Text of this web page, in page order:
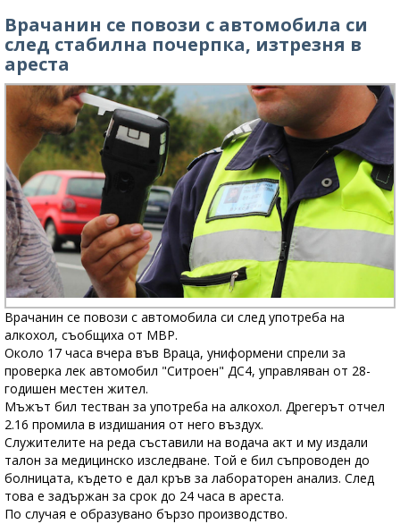
Врачанин се повози с автомобила си
след стабилна почерпка, изтрезня в
ареста
Врачанин се повози с автомобила си след употреба на
алкохол, съобщиха от МВР.
Около 17 часа вчера във Враца, униформени спрели за
проверка лек автомобил "Ситроен" ДС4, управляван от 28-
годишен местен жител.
Мъжът бил тестван за употреба на алкохол. Дрегерът отчел
2.16 промила в издишания от него въздух.
Служителите на реда съставили на водача акт и му издали
талон за медицинско изследване. Той е бил съпроводен до
болницата, където е дал кръв за лабораторен анализ. След
това е задържан за срок до 24 часа в ареста.
По случая е образувано бързо производство.